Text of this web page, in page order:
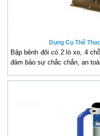
Dụng Cụ Thể
Bập bênh đôi có 2 lò xo, 4
đảm bảo sự chắc chắn, an